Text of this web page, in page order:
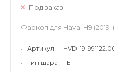
Под заказ
Фаркоп для Haval H9 (2019-
•
Артикул — HVD-19-
•
Тип шара — E